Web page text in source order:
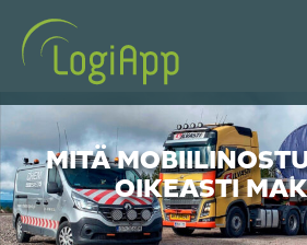
MITÄ
OIKEASTI